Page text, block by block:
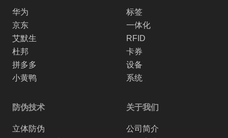
华为
京东
艾默生
杜邦
拼多多
小黄鸭
标签
一体化
RFID
卡券
设备
系统
防伪技术
立体防伪
关于我们
公司简介